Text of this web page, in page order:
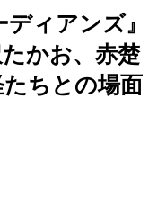
ィアンズ』
かお、赤楚
ちとの場面